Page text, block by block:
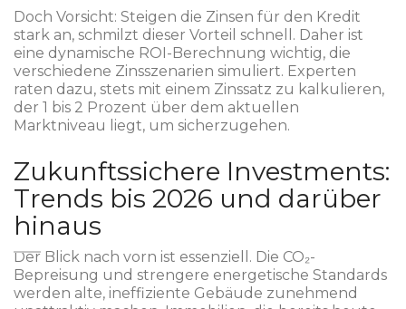
Doch Vorsicht: Steigen die Zinsen für den Kredit
stark an, schmilzt dieser Vorteil schnell. Daher ist
eine dynamische ROI-Berechnung wichtig, die
verschiedene Zinsszenarien simuliert. Experten
raten dazu, stets mit einem Zinssatz zu kalkulieren,
der 1 bis 2 Prozent über dem aktuellen
Marktniveau liegt, um sicherzugehen.
Zukunftssichere Investments:
Trends bis 2026 und darüber
hinaus
Der Blick nach vorn ist essenziell. Die CO₂-
Bepreisung und strengere energetische Standards
werden alte, ineffiziente Gebäude zunehmend